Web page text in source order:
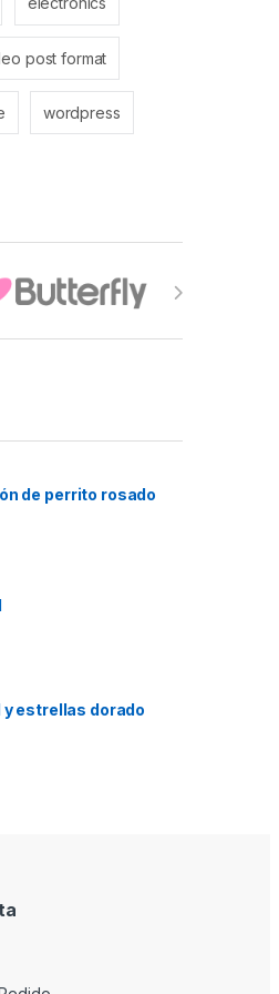
post format
wordpress
de perrito rosado
y estrellas dorado